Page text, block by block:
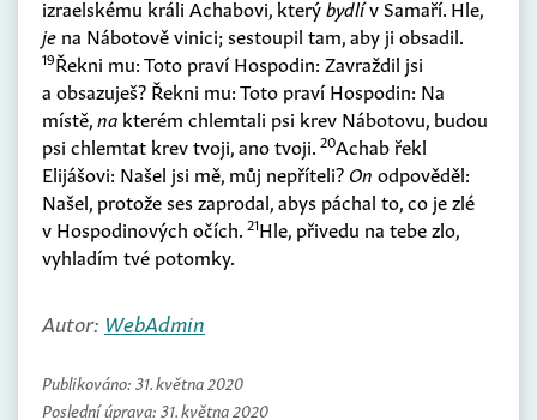
izraelskému králi Achabovi, kterýbydlív Samaří. Hle,
je na Nábotově vinici; sestoupil tam, aby ji obsadil.
19Řekni mu: Toto praví Hospodin: Zavraždil jsi
a obsazuješ? Řekni mu: Toto praví Hospodin: Na
místě,na kterém chlemtali psi krev Nábotovu, budou
psi chlemtat krev tvoji, ano tvoji. 20Achab řekl
Elijášovi: Našel jsi mě, můj nepříteli? On odpověděl:
Našel, protože ses zaprodal, abys páchal to, co je zlé
v Hospodinových očích. 21Hle, přivedu na tebe zlo,
vyhladím tvé potomky.
Autor: WebAdmin
Publikováno: 31. května 2020
Poslední úprava: 31. května 2020